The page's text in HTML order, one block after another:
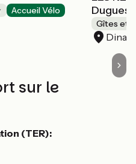
Accueil Vélo
Gîtes et
Dinan
sur le
(TER):